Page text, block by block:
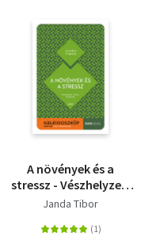
A növények és a
stressz - Vészhelyzet,
válasz, védekezés
Janda Tibor